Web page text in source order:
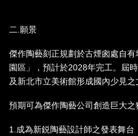
二.願景
傑作陶藝刻正規劃於古煙囪處自
園區」，預計於2028年完工。屆
及新北市立美術館形成國內少見之
預期可為傑作陶藝公司創造巨大之
1.成為新鋭陶藝設計師之發表舞台